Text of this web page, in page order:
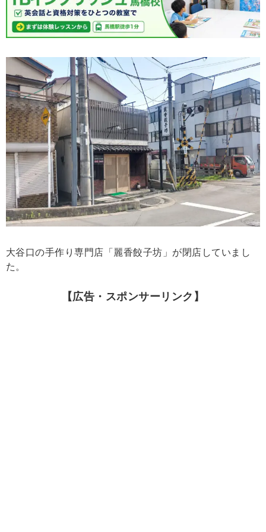
大谷口の手作り専門店「麗香餃子坊」が閉店していまし
た。
【広告・スポンサーリンク】